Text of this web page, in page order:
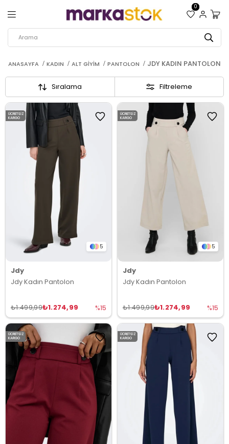
0
ANASAYFA KADIN ALT GIYIM PANTOLON JDY KADIN PANTOLON
Filtreleme
Sıralama
5
Jdy
Jdy Kadın Pantolon
₺1.274,99
₺1.499,99 %15
ÜCRETSIZ
KARGO
5
Jdy
Jdy Kadın Pantolon
₺1.274,99
₺1.499,99 %15
ÜCRETSIZ
KARGO
ÜCRETSIZ
KARGO
ÜCRETSIZ
KARGO